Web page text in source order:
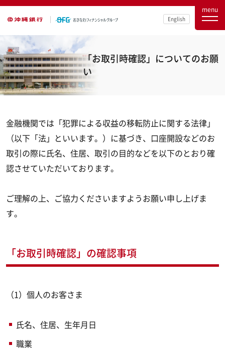
English
menu
「お取引時確認」についてのお願
い
金融機関では「犯罪による収益の移転防止に関する法律」
（以下「法」といいます。）に基づき、口座開設などのお
取引の際に氏名、住居、取引の目的などを以下のとおり確
認させていただいております。
ご理解の上、ご協力くださいますようお願い申し上げま
す。
「お取引時確認」の確認事項
（1）個人のお客さま
氏名、住居、生年月日
職業